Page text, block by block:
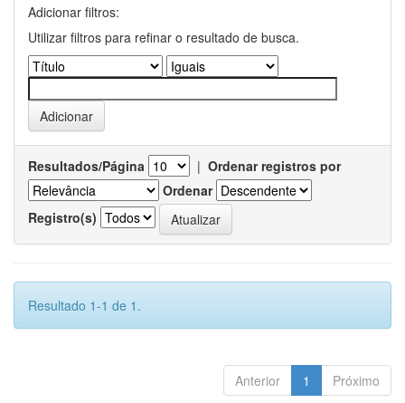
Adicionar filtros:
Utilizar filtros para refinar o resultado de busca.
Resultados/Página | Ordenar registros por
Ordenar
Registro(s)
Resultado 1-1 de 1.
Anterior 1 Próximo